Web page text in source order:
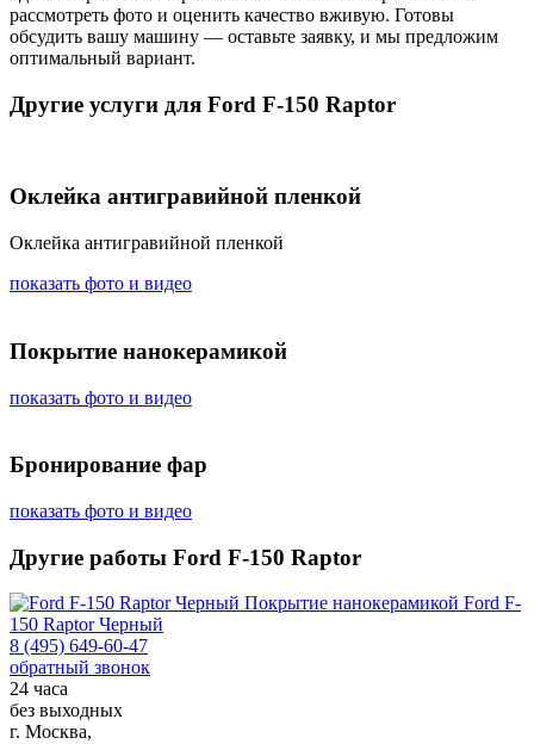
рассмотреть фото и оценить качество вживую. Готовы
обсудить вашу машину — оставьте заявку, и мы предложим
оптимальный вариант.
Другие услуги для Ford F-150 Raptor
Оклейка антигравийной пленкой
Оклейка антигравийной пленкой
показать фото и видео
Покрытие нанокерамикой
показать фото и видео
Бронирование фар
показать фото и видео
Другие работы Ford F-150 Raptor
Покрытие нанокерамикой Ford F-
150 Raptor Черный
8 (495) 649-60-47
обратный звонок
24 часа
без выходных
г. Москва,